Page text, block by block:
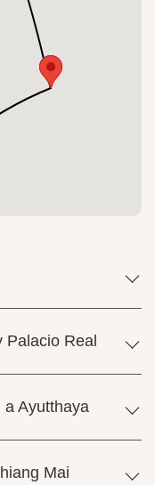
Palacio Real
Ayutthaya
Mai